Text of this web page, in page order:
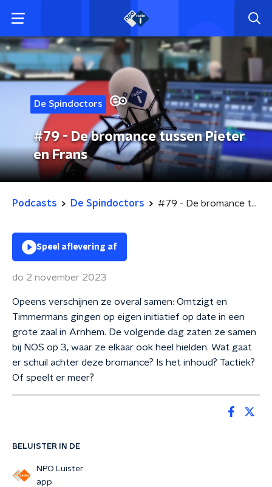
De Spindoctors
#79 - De bromance tussen Pieter
en Frans
Podcasts De Spindoctors #79 - De bromance tussen Pieter en Frans
BELUISTER IN DE
NPO Luister
app
Speel aflevering af
do 2 november 2023
Opeens verschijnen ze overal samen: Omtzigt en
Timmermans gingen op eigen initiatief op date in een
grote zaal in Arnhem. De volgende dag zaten ze samen
bij NOS op 3, waar ze elkaar ook heel hielden. Wat gaat
er schuil achter deze bromance? Is het inhoud? Tactiek?
Of speelt er meer?